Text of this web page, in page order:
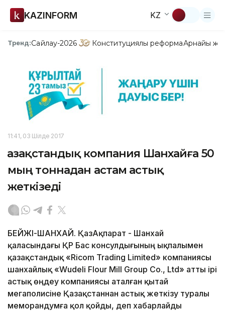
KAZINFORM KZ
Тренд:Сайлау-2026 Конституциялық реформаАрнайы
11:41, 03 Шілде 2017
Қазақстандық компания Шанхайға 50
мың тоннадан астам астық
жеткізеді
БЕЙЖІҢ-ШАНХАЙ. ҚазАқпарат - Шанхай
қаласындағы ҚР Бас консулдығының ықпалымен
қазақстандық «Ricom Trading Limited» компаниясы
шанхайлық «Wudeli Flour Mill Group Co., Ltd» атты ірі
астық өңдеу компаниясы аталған қытай
мегаполисіне Қазақстаннан астық жеткізу туралы
меморандумға қол қойды, деп хабарлайды